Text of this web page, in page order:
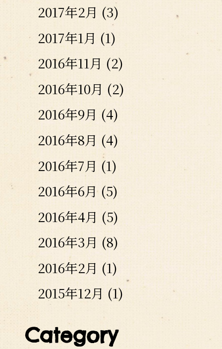
2017年2月 (3)
2017年1月 (1)
2016年11月 (2)
2016年10月 (2)
2016年9月 (4)
2016年8月 (4)
2016年7月 (1)
2016年6月(5)
2016年4月 (5)
2016年3月 (8)
2016年2月 (1)
2015年12月 (1)
Category